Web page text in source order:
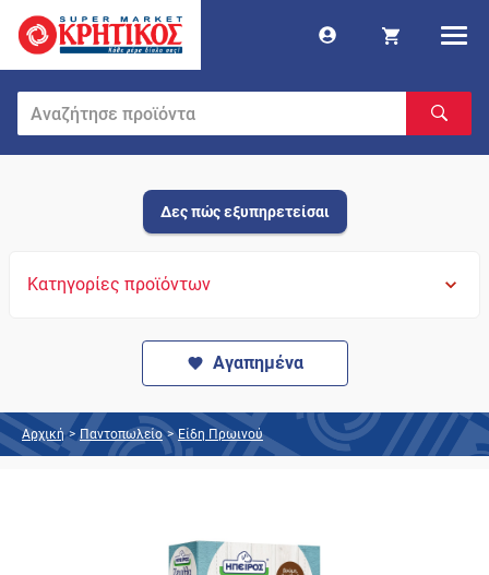
Δες πώς εξυπηρετείσαι
Κατηγορίες προϊόντων
Αγαπημένα
Αρχική > Παντοπωλείο > Είδη Πρωινού